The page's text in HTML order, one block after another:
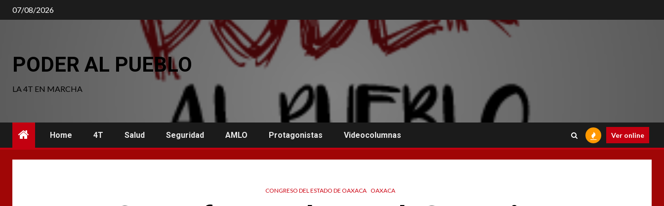
Saltar
al
07/08/2026
PODER AL PUEBLO
LA 4T EN MARCHA
Home 4T Salud Seguridad AMLO Protagonistas Videocolumnas Ver online
CONGRESO DEL ESTADO DE OAXACA OAXACA